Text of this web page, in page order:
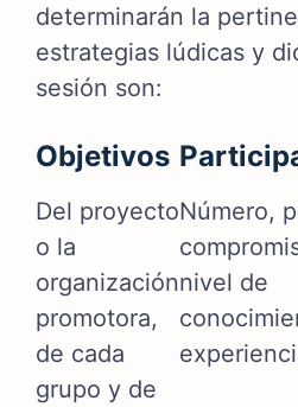
determinarán la
estrategias lúdicas y
sesión son:
Objetivos
Del proyecto
o la
organización
promotora,
de cada
grupo y de
Número,
nivel de